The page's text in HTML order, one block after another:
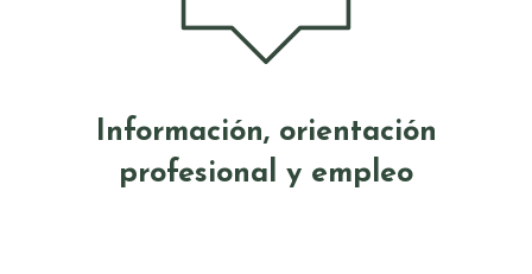
Información, orientación
profesional y empleo